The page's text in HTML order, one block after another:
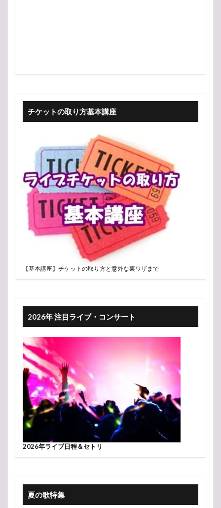
チケットの取り方基本講座
【基本講座】チケットの取り方と意外な裏ワザまで
2026年 注目ライブ・コンサート
2026年ライブ日程＆セトリ
夏の歌特集